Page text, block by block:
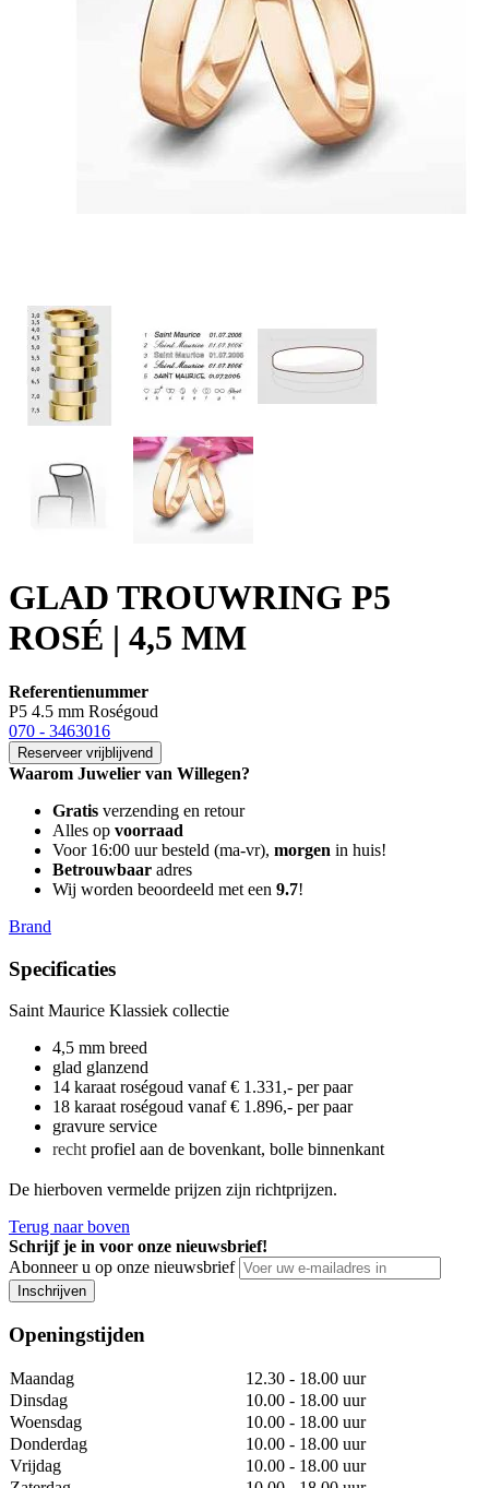
GLAD TROUWRING P5
ROSÉ | 4,5 MM
Referentienummer
P5 4.5 mm Roségoud
070 - 3463016
Reserveer vrijblijvend
Waarom Juwelier van Willegen?
Gratis verzending en retour
Alles op voorraad
Voor 16:00 uur besteld (ma-vr), morgen in huis!
Betrouwbaar adres
Wij worden beoordeeld met een 9.7!
Brand
Specificaties
Saint Maurice Klassiek collectie
4,5 mm breed
glad glanzend
14 karaat roségoud vanaf € 1.331,- per paar
18 karaat roségoud vanaf € 1.896,- per paar
gravure service
recht profiel aan de bovenkant, bolle binnenkant
De hierboven vermelde prijzen zijn richtprijzen.
Terug naar boven
Schrijf je in voor onze nieuwsbrief!
Abonneer u op onze nieuwsbrief
Inschrijven
Openingstijden
Maandag
12.30 - 18.00 uur
Dinsdag
10.00 - 18.00 uur
Woensdag
10.00 - 18.00 uur
Donderdag
10.00 - 18.00 uur
Vrijdag
10.00 - 18.00 uur